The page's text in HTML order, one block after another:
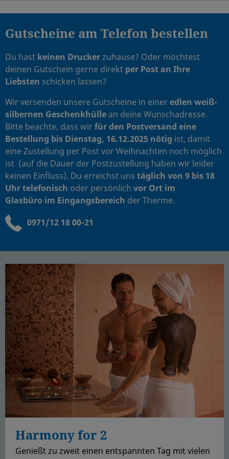
Gutscheine am Telefon bestellen
Du hast keinen Druckerzuhause? Oder möchtest
deinen Gutschein gerne direkt per Post an Ihre
Liebsten schicken lassen?
Wir versenden unsere Gutscheine in eineredlen weiß-
silbernen Geschenkhüllean deine Wunschadresse.
Bitte beachte, dass wirfür den Postversand eine
Bestellung bis Dienstag, 16.12.2025 nötig ist, damit
eine Zustellung per Post vor Weihnachten noch möglich
ist (auf die Dauer der Postzustellung haben wir leider
keinen Einfluss). Du erreichst uns täglich von 9 bis 18
Uhr telefonisch oder persönlich vor Ort im
Glasbüro im Eingangsbereich der Therme.
0971/12 18 00-21
Harmony for 2
Genießt zu zweit einen entspannten Tag mit vielen